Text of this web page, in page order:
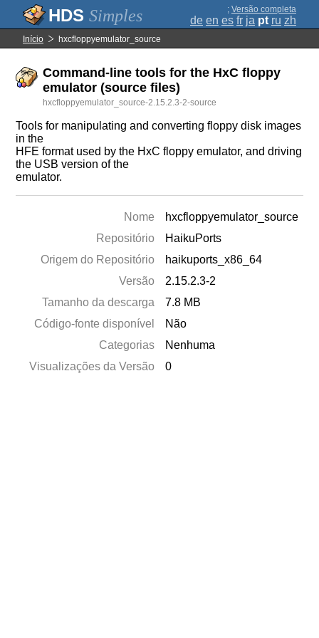
Simples ; Versão completa
de en es fr ja pt ru zh
Início hxcfloppyemulator_source
Command-line tools for the HxC floppy
emulator (source files)
hxcfloppyemulator_source-2.15.2.3-2-source
Tools for manipulating and converting floppy disk images
in the
HFE format used by the HxC floppy emulator, and driving
the USB version of the
emulator.
Nome
hxcfloppyemulator_source
Repositório
HaikuPorts
Origem do Repositório
haikuports_x86_64
Versão
2.15.2.3-2
Tamanho da descarga
7.8 MB
Código-fonte disponível
Não
Categorias
Nenhuma
Visualizações da Versão
0